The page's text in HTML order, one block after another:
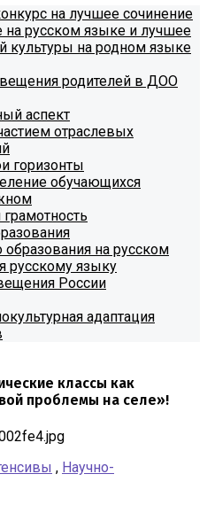
на лучшее сочинение
на русском языке и лучшее
культуры на родном языке
родителей в ДОО
аспект
отраслевых
горизонты
обучающихся
образования на русском
русскому языку
России
адаптация
классы как
проблемы на селе»!
, Научно-